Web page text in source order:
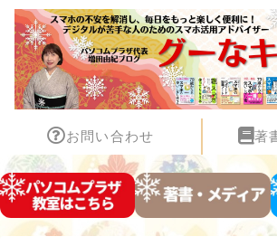
お問い合わせ 著